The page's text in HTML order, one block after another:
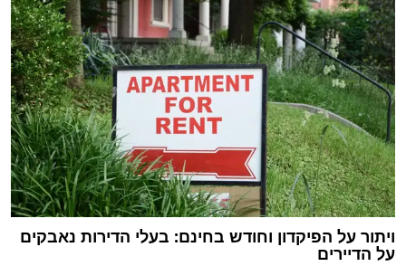
ויתור על הפיקדון וחודש בחינם: בעלי הדירות נאבקים
על הדיירים